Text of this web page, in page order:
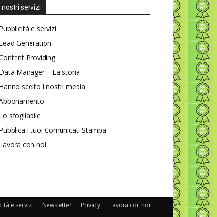
I nostri servizi
Pubblicità e servizi
Lead Generation
Providing
Data Manager – La storia
Hanno scelto i nostri media
Lo sfogliabile
Pubblica i tuoi Comunicati Stampa
Lavora con noi
e servizi Newsletter Privacy Lavora con noi